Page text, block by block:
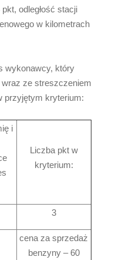
odległość stacji
w kilometrach
wykonawcy, który
wraz ze streszczeniem
przyjętym kryterium:
i
Liczba pkt w
kryterium:
3
cena za sprzedaż
benzyny – 60